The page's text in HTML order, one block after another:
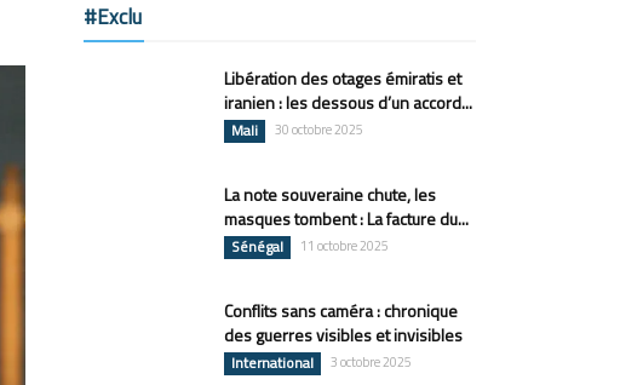
#Exclu
Libération des otages émiratis et
iranien : les dessous d’un accord...
Mali 30 octobre 2025
La note souveraine chute, les
masques tombent : La facture du...
Sénégal 11 octobre 2025
Conflits sans caméra : chronique
des guerres visibles et invisibles
International 3 octobre 2025